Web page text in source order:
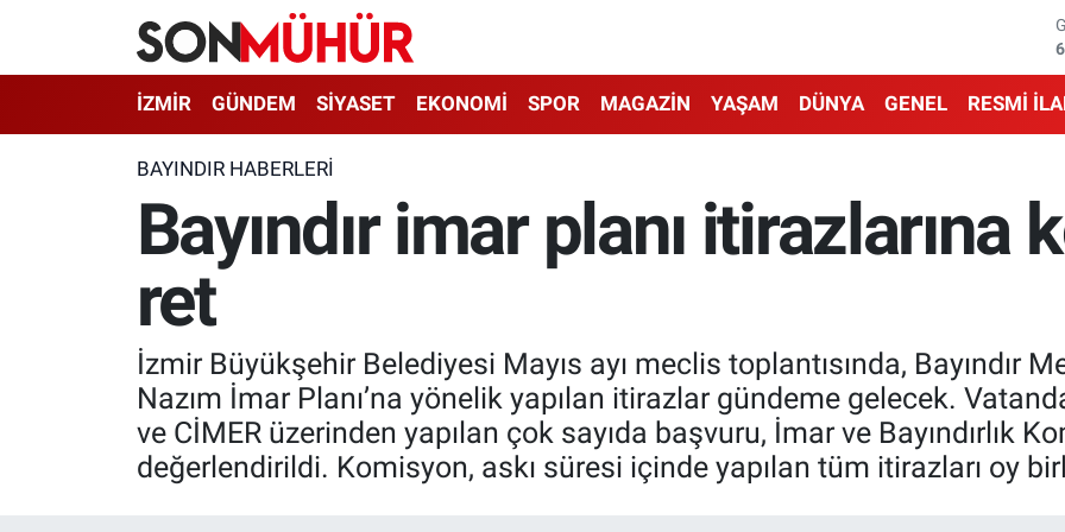
İZMİR GÜNDEM SİYASET EKONOMİ SPOR MAGAZİN YAŞAM DÜNYA GENEL RESMİ
BAYINDIR HABERLERI
Bayındır imar planı
ret
İzmir Büyükşehir Belediyesi Mayıs ayı meclis toplantısında, Bayındır
Nazım İmar Planı’na yönelik yapılan itirazlar gündeme gelecek.
ve CİMER üzerinden yapılan çok sayıda başvuru, İmar ve Bayındırlık
değerlendirildi. Komisyon, askı süresi içinde yapılan tüm itirazları oy
İzmir Nöbetçi Eczaneler
İzmir Namaz Vakitleri
İzmir Trafik Yoğunluk Haritası
Süper Lig Puan Durumu ve Fikstür
Tüm Manşetler
Son Dakika Haberleri